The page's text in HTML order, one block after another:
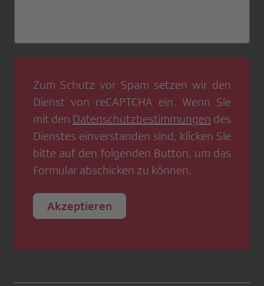
Zum Schutz vor Spam setzen wir den
Dienst von reCAPTCHA ein. Wenn Sie
mit den Datenschutzbestimmungen des
Dienstes einverstanden sind, klicken Sie
bitte auf den folgenden Button, um das
Formular abschicken zu können.
Akzeptieren